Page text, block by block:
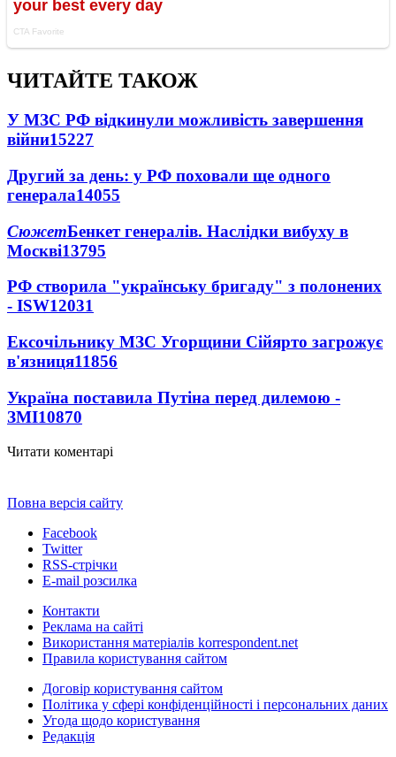
ЧИТАЙТЕ ТАКОЖ
У МЗС РФ відкинули можливість завершення
війни15227
Другий за день: у РФ поховали ще одного
генерала14055
СюжетБенкет генералів. Наслідки вибуху в
Москві13795
РФ створила "українську бригаду" з полонених
- ISW12031
Ексочільнику МЗС Угорщини Сійярто загрожує
в'язниця11856
Україна поставила Путіна перед дилемою -
ЗМІ10870
Читати коментарі
Повна версія сайту
Facebook
Twitter
RSS-стрічки
E-mail розсилка
Контакти
Реклама на сайті
Використання матеріалів korrespondent.net
Правила користування сайтом
Договір користування сайтом
Політика у сфері конфіденційності і персональних даних
Угода щодо користування
Редакція